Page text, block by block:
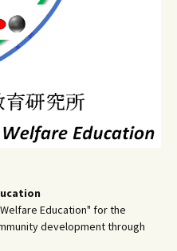
Education" for the
development through